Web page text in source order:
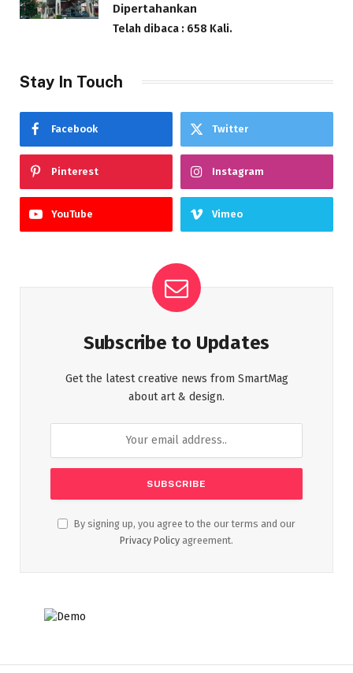
Dipertahankan
Telah dibaca : 658 Kali.
Stay In Touch
Facebook Twitter
Pinterest Instagram
YouTube Vimeo
Subscribe to Updates
Get the latest creative news from SmartMag
about art & design.
By signing up, you agree to the our terms and our
Privacy Policy agreement.